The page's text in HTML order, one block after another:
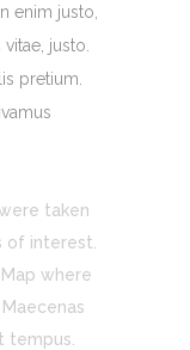
enim justo,
justo.
pretium.
taken
of interest.
where
tempus.